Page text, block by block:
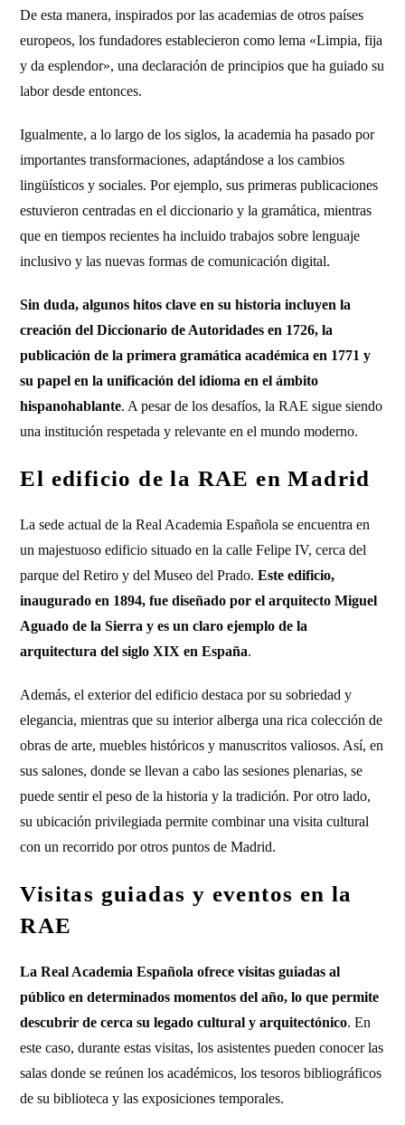
De esta manera, inspirados por las academias de otros países
europeos, los fundadores establecieron como lema «Limpia, fija
y da esplendor», una declaración de principios que ha guiado su
labor desde entonces.
Igualmente, a lo largo de los siglos, la academia ha pasado por
importantes transformaciones, adaptándose a los cambios
lingüísticos y sociales. Por ejemplo, sus primeras publicaciones
estuvieron centradas en el diccionario y la gramática, mientras
que en tiempos recientes ha incluido trabajos sobre lenguaje
inclusivo y las nuevas formas de comunicación digital.
Sin duda, algunos hitos clave en su historia incluyen la
creación del Diccionario de Autoridades en 1726, la
publicación de la primera gramática académica en 1771 y
su papel en la unificación del idioma en el ámbito
hispanohablante. A pesar de los desafíos, la RAE sigue siendo
una institución respetada y relevante en el mundo moderno.
El edificio de la RAE en Madrid
La sede actual de la Real Academia Española se encuentra en
un majestuoso edificio situado en la calle Felipe IV, cerca del
parque del Retiro y del Museo del Prado.Este edificio,
inaugurado en 1894, fue diseñado por el arquitecto Miguel
Aguado de la Sierra y es un claro ejemplo de la
arquitectura del siglo XIX en España.
Además, el exterior del edificio destaca por su sobriedad y
elegancia, mientras que su interior alberga una rica colección de
obras de arte, muebles históricos y manuscritos valiosos. Así, en
sus salones, donde se llevan a cabo las sesiones plenarias, se
puede sentir el peso de la historia y la tradición. Por otro lado,
su ubicación privilegiada permite combinar una visita cultural
con un recorrido por otros puntos de Madrid.
Visitas guiadas y eventos en la
RAE
La Real Academia Española ofrece visitas guiadas al
público en determinados momentos del año, lo que permite
descubrir de cerca su legado cultural y arquitectónico. En
este caso, durante estas visitas, los asistentes pueden conocer las
salas donde se reúnen los académicos, los tesoros bibliográficos
de su biblioteca y las exposiciones temporales.